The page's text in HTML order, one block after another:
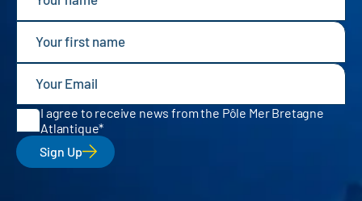
I agree to receive news from the Pôle Mer Bretagne
Atlantique
Sign Up